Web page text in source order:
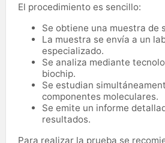
El procedimiento es sencillo:
Se obtiene una muestra de
La muestra se envía a un
especializado.
Se analiza mediante
biochip.
Se estudian
componentes moleculares.
Se emite un informe
resultados.
Para realizar la prueba se